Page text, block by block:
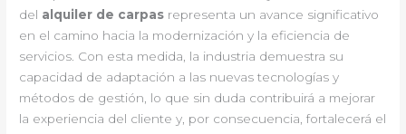
del alquiler de carpas representa un avance significativo
en el camino hacia la modernización y la eficiencia de
servicios. Con esta medida, la industria demuestra su
capacidad de adaptación a las nuevas tecnologías y
métodos de gestión, lo que sin duda contribuirá a mejorar
la experiencia del cliente y, por consecuencia, fortalecerá el